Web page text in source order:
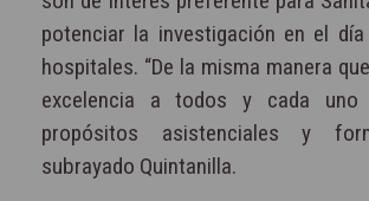
potenciar la investigación en el
hospitales. “De la misma manera
excelencia a todos y cada uno
propósitos asistenciales y
subrayado Quintanilla.